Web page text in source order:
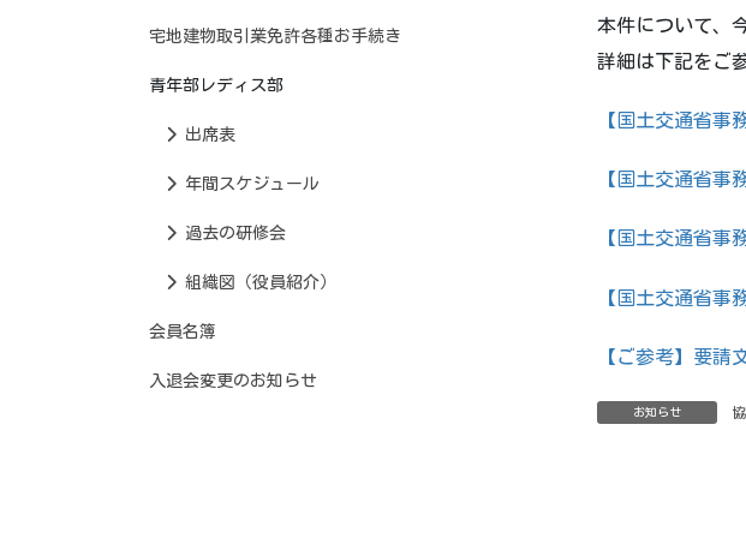
本件について、
詳細は下記をご
【国土交通省事
【国土交通省事
【国土交通省事
【国土交通省事
【ご参考】要請
お知らせ
宅地建物取引業免許各種お手続き
青年部レディス部
出席表
年間スケジュール
過去の研修会
組織図（役員紹介）
会員名簿
入退会変更のお知らせ